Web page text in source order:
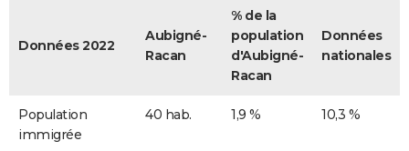
Données 2022
Aubigné-
Racan
% de la
population
d'Aubigné-
Racan
Données
nationales
Population
immigrée
40 hab. 1,9 % 10,3 %